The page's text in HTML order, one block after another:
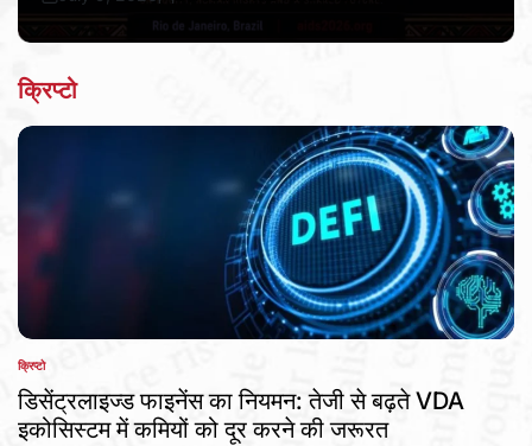
Post
By:
क्रिप्टो
POSTED
IN
क्रिप्टो
डिसेंट्रलाइज्ड फाइनेंस का नियमन: तेजी से बढ़ते VDA
इकोसिस्टम में कमियों को दूर करने की जरूरत